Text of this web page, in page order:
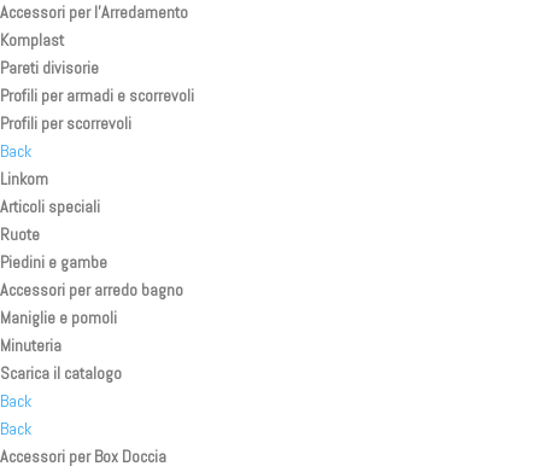
Accessori per l’Arredamento
Komplast
Pareti divisorie
Profili per armadi e scorrevoli
Profili per scorrevoli
Back
Linkom
Articoli speciali
Ruote
Piedini e gambe
Accessori per arredo bagno
Maniglie e pomoli
Minuteria
Scarica il catalogo
Back
Back
Accessori per Box Doccia